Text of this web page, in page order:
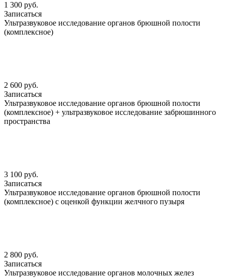
1 300 руб.
Записаться
Ультразвуковое исследование органов брюшной полости
(комплексное)
2 600 руб.
Записаться
Ультразвуковое исследование органов брюшной полости
(комплексное) + ультразвуковое исследование забрюшинного
пространства
3 100 руб.
Записаться
Ультразвуковое исследование органов брюшной полости
(комплексное) с оценкой функции желчного пузыря
2 800 руб.
Записаться
Ультразвуковое исследование органов молочных желез